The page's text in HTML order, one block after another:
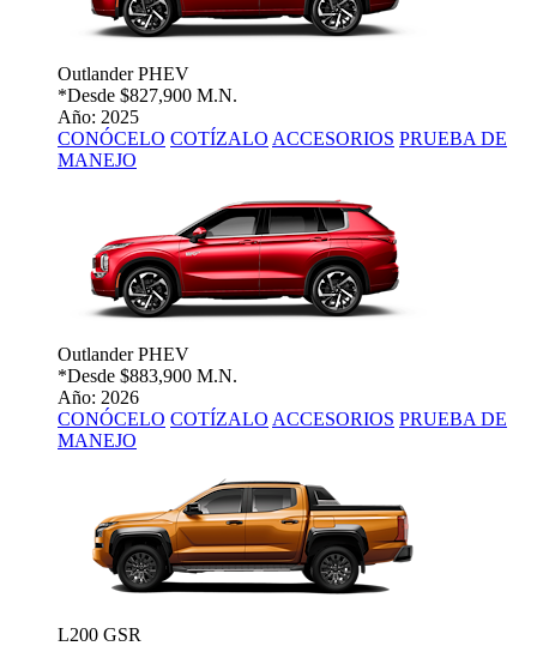
Outlander PHEV
*Desde $827,900 M.N.
Año: 2025
CONÓCELO COTÍZALO ACCESORIOS PRUEBA DE
MANEJO
Outlander PHEV
*Desde $883,900 M.N.
Año: 2026
CONÓCELO COTÍZALO ACCESORIOS PRUEBA DE
MANEJO
L200 GSR